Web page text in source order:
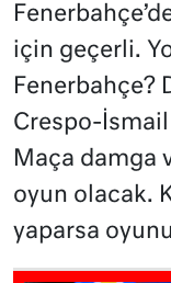
için geçerli.
Fenerbahçe?
Crespo-
Maça damga
oyun olacak.
yaparsa